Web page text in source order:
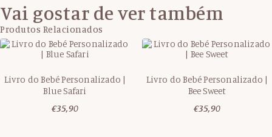
Vai gostar de ver também
Produtos Relacionados
Livro do Bebé Personalizado |
Blue Safari
€35,90
Livro do Bebé Personalizado |
Bee Sweet
€35,90